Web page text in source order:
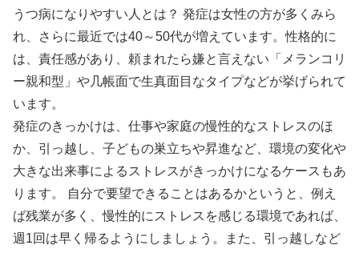
うつ病になりやすい人とは？ 発症は女性の方が多くみら
れ、さらに最近では40～50代が増えています。性格的に
は、責任感があり、頼まれたら嫌と言えない「メランコリ
ー親和型」や几帳面で生真面目なタイプなどが挙げられて
います。
発症のきっかけは、仕事や家庭の慢性的なストレスのほ
か、引っ越し、子どもの巣立ちや昇進など、環境の変化や
大きな出来事によるストレスがきっかけになるケースもあ
ります。 自分で要望できることはあるかというと、例え
ば残業が多く、慢性的にストレスを感じる環境であれば、
週1回は早く帰るようにしましょう。また、引っ越しなど